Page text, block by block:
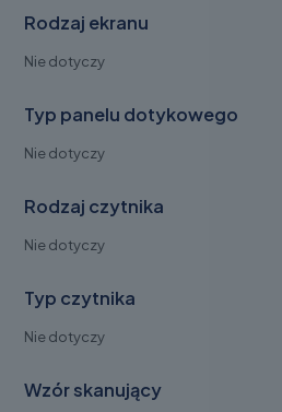
Rodzaj ekranu
Nie dotyczy
Typ panelu dotykowego
Nie dotyczy
Rodzaj czytnika
Nie dotyczy
Typ czytnika
Nie dotyczy
Wzór skanujący